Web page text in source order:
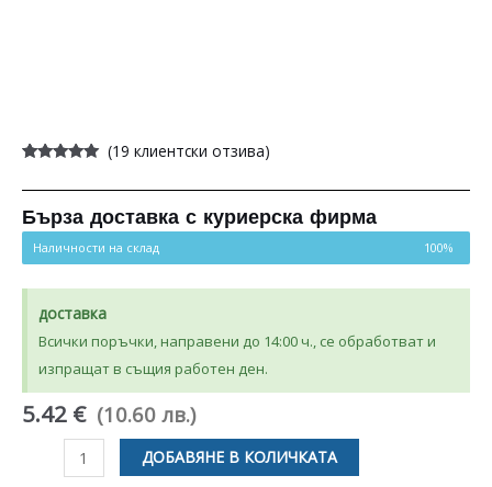
4.89от 5,
на
потребителски
оценки
(19 клиентски отзива)
Бърза доставка с куриерска фирма
Наличности на склад 100%
доставка
Всички поръчки, направени до 14:00 ч., се обработват и
изпращат в същия работен ден.
5.42 € (10.60 лв.)
количество
ДОБАВЯНЕ В КОЛИЧКАТА